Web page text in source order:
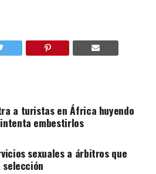
a turistas en África huyendo
embestirlos
sexuales a árbitros que